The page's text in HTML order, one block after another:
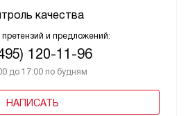
качества
и предложений:
120-11-96
до 17:00 по будням
НАПИСАТЬ